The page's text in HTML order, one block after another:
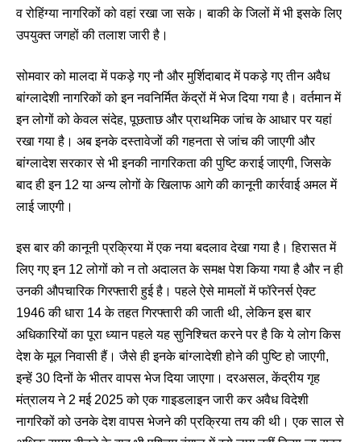
व रोहिंग्या नागरिकों को वहां रखा जा सके। बाकी के जिलों में भी इसके लिए
उपयुक्त जगहों की तलाश जारी है।
सोमवार को मालदा में पकड़े गए नौ और मुर्शिदाबाद में पकड़े गए तीन अवैध
बांग्लादेशी नागरिकों को इन नवनिर्मित केंद्रों में भेज दिया गया है। वर्तमान में
इन लोगों को केवल संदेह, पूछताछ और प्राथमिक जांच के आधार पर यहां
रखा गया है। अब इनके दस्तावेजों की गहनता से जांच की जाएगी और
बांग्लादेश सरकार से भी इनकी नागरिकता की पुष्टि कराई जाएगी, जिसके
बाद ही इन 12 या अन्य लोगों के खिलाफ आगे की कानूनी कार्रवाई अमल में
लाई जाएगी।
इस बार की कानूनी प्रक्रिया में एक नया बदलाव देखा गया है। हिरासत में
लिए गए इन 12 लोगों को न तो अदालत के समक्ष पेश किया गया है और न ही
उनकी औपचारिक गिरफ्तारी हुई है। पहले ऐसे मामलों में फॉरेनर्स ऐक्ट
1946 की धारा 14 के तहत गिरफ्तारी की जाती थी, लेकिन इस बार
अधिकारियों का पूरा ध्यान पहले यह सुनिश्चित करने पर है कि ये लोग किस
देश के मूल निवासी हैं। जैसे ही इनके बांग्लादेशी होने की पुष्टि हो जाएगी,
इन्हें 30 दिनों के भीतर वापस भेज दिया जाएगा। दरअसल, केंद्रीय गृह
मंत्रालय ने 2 मई 2025 को एक गाइडलाइन जारी कर अवैध विदेशी
नागरिकों को उनके देश वापस भेजने की प्रक्रिया तय की थी। एक साल से